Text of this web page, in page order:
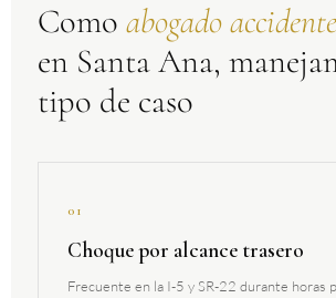
Como abogado
en Santa Ana,
tipo de caso
01
Choque por alcance trasero
Frecuente en la I-5 y SR-22 durante horas